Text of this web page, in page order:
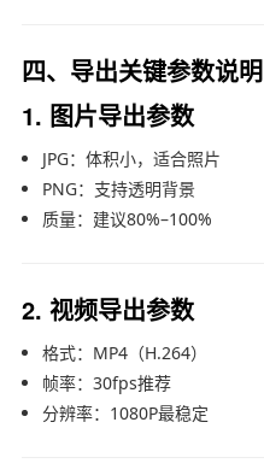
四、导出关键参数说明
1. 图片导出参数
JPG：体积小，适合照片
PNG：支持透明背景
质量：建议80%–100%
2. 视频导出参数
格式：MP4（H.264）
帧率：30fps推荐
分辨率：1080P最稳定